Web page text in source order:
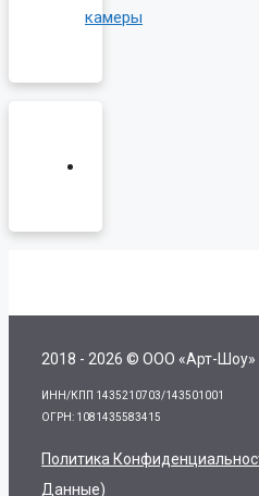
камеры
2018 - 2026 © ООО «Арт-Шоу»
ИНН/КПП 1435210703/143501001
ОГРН: 1081435583415
Политика
Данные)